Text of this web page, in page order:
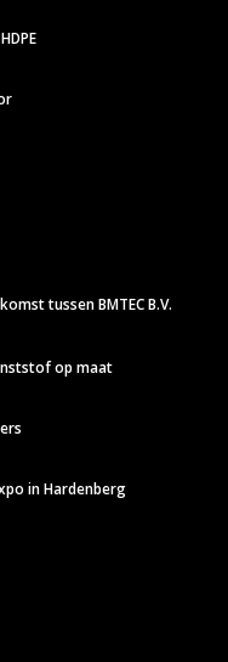
tussen BMTEC B.V.
op maat
in Hardenberg